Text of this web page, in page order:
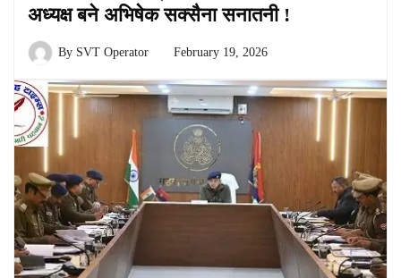
अध्यक्ष बने अभिषेक सक्सैना सनातनी !
By SVT Operator February 19, 2026